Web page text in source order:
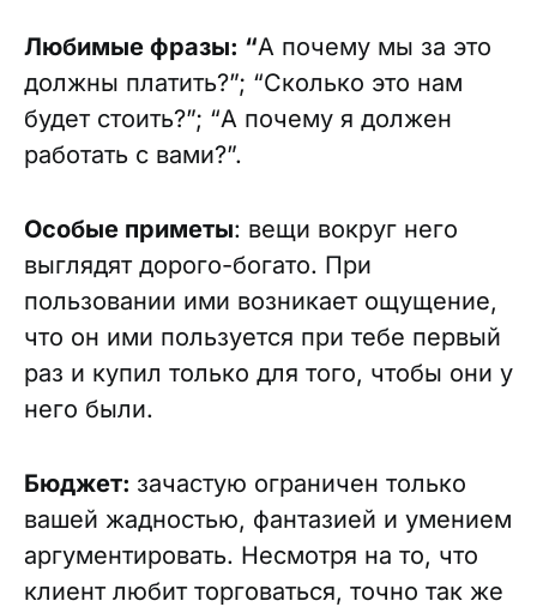
Любимые фразы: “А почему мы за это
должны платить?”; “Сколько это нам
будет стоить?”; “А почему я должен
работать с вами?”.
Особые приметы: вещи вокруг него
выглядят дорого-богато. При
пользовании ими возникает ощущение,
что он ими пользуется при тебе первый
раз и купил только для того, чтобы они у
него были.
Бюджет: зачастую ограничен только
вашей жадностью, фантазией и умением
аргументировать. Несмотря на то, что
клиент любит торговаться, точно так же